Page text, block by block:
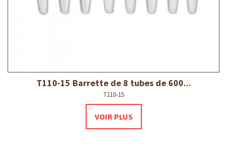
T110-15 Barrette de 8 tubes de 600...
T110-15
VOIR PLUS